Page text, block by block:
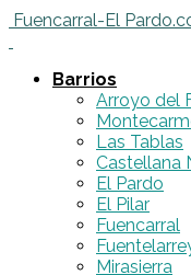
Fuencarral-El
Barrios
Arroyo del
Las Tablas
Castellana
El Pardo
El Pilar
Fuencarral
Mirasierra